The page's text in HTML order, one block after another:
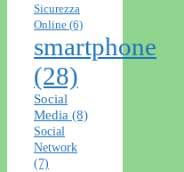
Sicurezza
Online (6)
smartphone
(28)
Social
Media (8)
Social
Network
(7)